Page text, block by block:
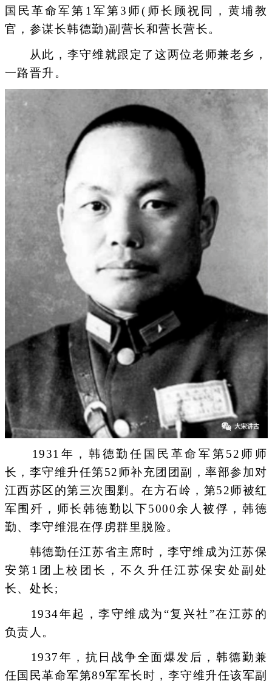
国民革命军第1军第3师(师长顾祝同，黄埔教
官，参谋长韩德勤)副营长和营长营长。
从此，李守维就跟定了这两位老师兼老乡，
一路晋升。
1931年，韩德勤任国民革命军第52师师
长，李守维升任第52师补充团团副，率部参加对
江西苏区的第三次围剿。在方石岭，第52师被红
军围歼，师长韩德勤以下5000余人被俘，韩德
勤、李守维混在俘虏群里脱险。
韩德勤任江苏省主席时，李守维成为江苏保
安第1团上校团长，不久升任江苏保安处副处
长、处长;
1934年起，李守维成为“复兴社”在江苏的
负责人。
1937年，抗日战争全面爆发后，韩德勤兼
任国民革命军第89军军长时，李守维升任该军副